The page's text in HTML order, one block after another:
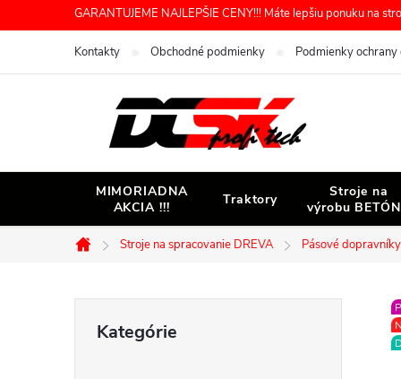
na
GARANTUJEME NAJLEPŠIE CENY!!! Máte lepšiu ponuku na
Kontakty Obchodné podmienky Podmienky ochrany
MIMORIADNA
AKCIA !!!
Traktory
Stroje na
výrobu
Domov
Stroje na spracovanie DREVA Pásové dopravníky
kategórie
Kategórie